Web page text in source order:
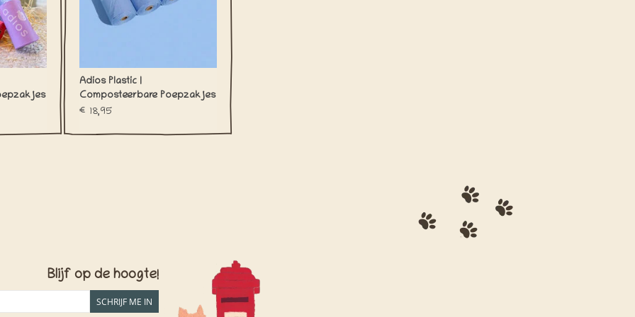
Adios Plastic |
Composteerbare Poepzakjes
(120) | Cornflower Blue
€18,95
Blijf op de hoogte!
SCHRIJF ME IN